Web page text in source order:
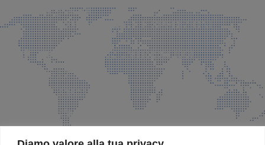
info@faeg.it
COMMERCIALE E SPEDIZIONI
Via Padre Elzi, 32 Grassobbio (BG)
035 525015
035 335037
info@faeg.it
SITE MAP